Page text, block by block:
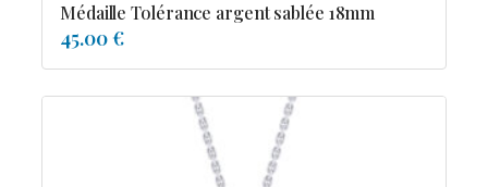
Médaille Tolérance argent sablée 18mm
45.00 €